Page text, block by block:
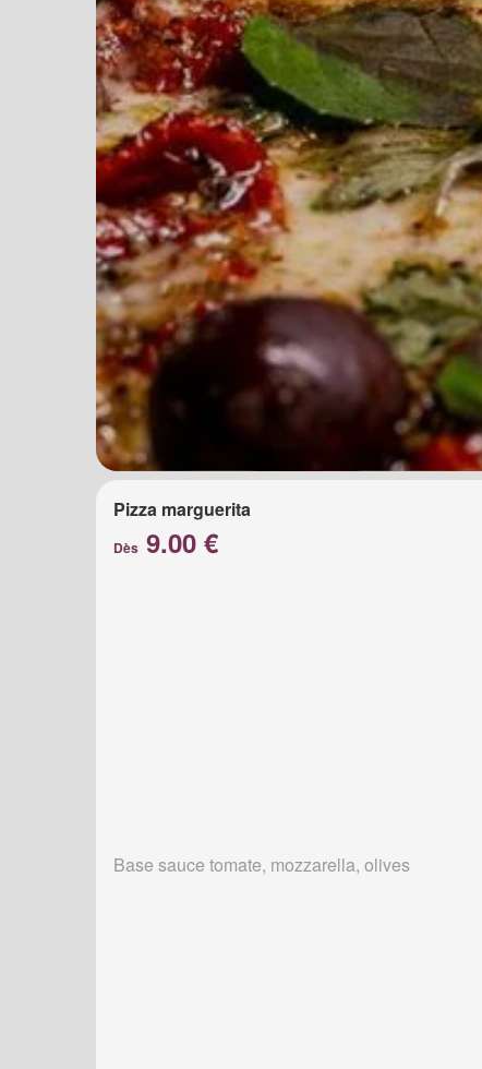
Pizza marguerita
Dès 9.00 €
Base sauce tomate, mozzarella, olives